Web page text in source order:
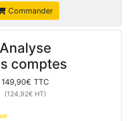
Commander
Analyse
comptes
149,90€ TTC
(124,92€ HT)